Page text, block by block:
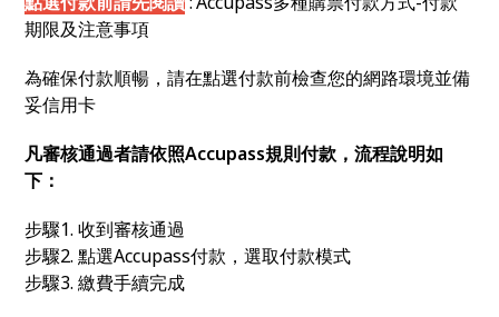
期限及注意事項
為確保付款順暢，請在點選付款前檢查您的網路環境並備
妥信用卡
凡審核通過者請依照Accupass規則付款，流程說明如
下：
步驟1. 收到審核通過
步驟2. 點選Accupass付款，選取付款模式
步驟3. 繳費手續完成